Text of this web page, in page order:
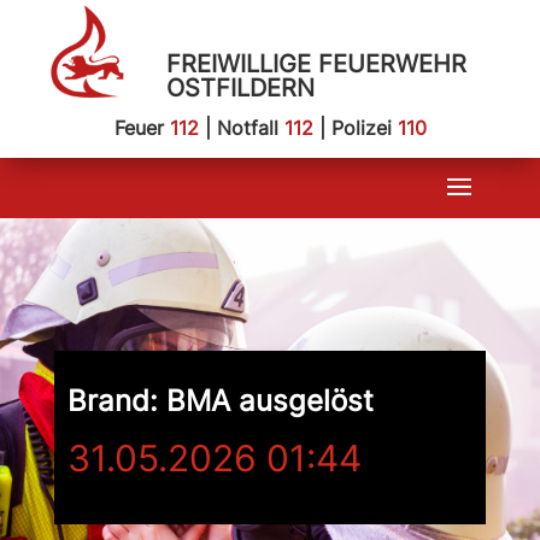
FREIWILLIGE FEUERWEHR
OSTFILDERN
Feuer 112| Notfall 112| Polizei 110
Brand: BMA ausgelöst
31.05.2026 01:44